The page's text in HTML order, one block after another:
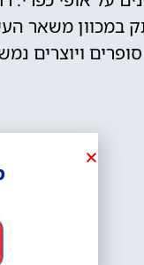
במכוון משאר
סופרים ויוצרים